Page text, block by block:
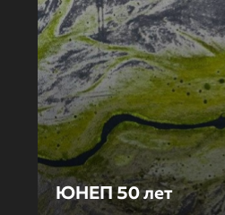
ЮНЕП 50 лет